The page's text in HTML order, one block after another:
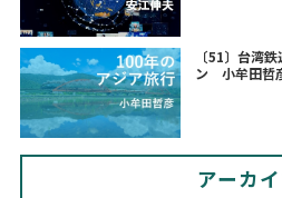
〔51〕台湾
ン 小牟田哲
アーカ